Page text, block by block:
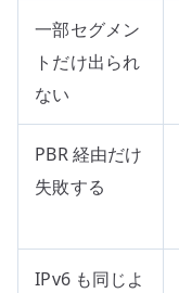
一部セグメン
トだけ出られ
ない
PBR 経由だけ
失敗する
IPv6 も同じよ